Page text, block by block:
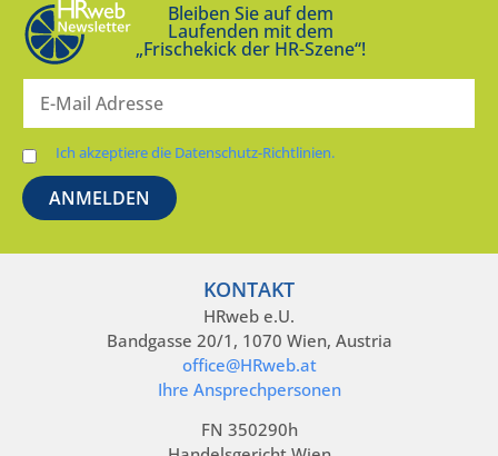
Bleiben Sie auf dem
Laufenden mit dem
„Frischekick der HR-Szene“!
Ich akzeptiere die Datenschutz-Richtlinien.
KONTAKT
HRweb e.U.
Bandgasse 20/1, 1070 Wien, Austria
office@HRweb.at
Ihre Ansprechpersonen
FN 350290h